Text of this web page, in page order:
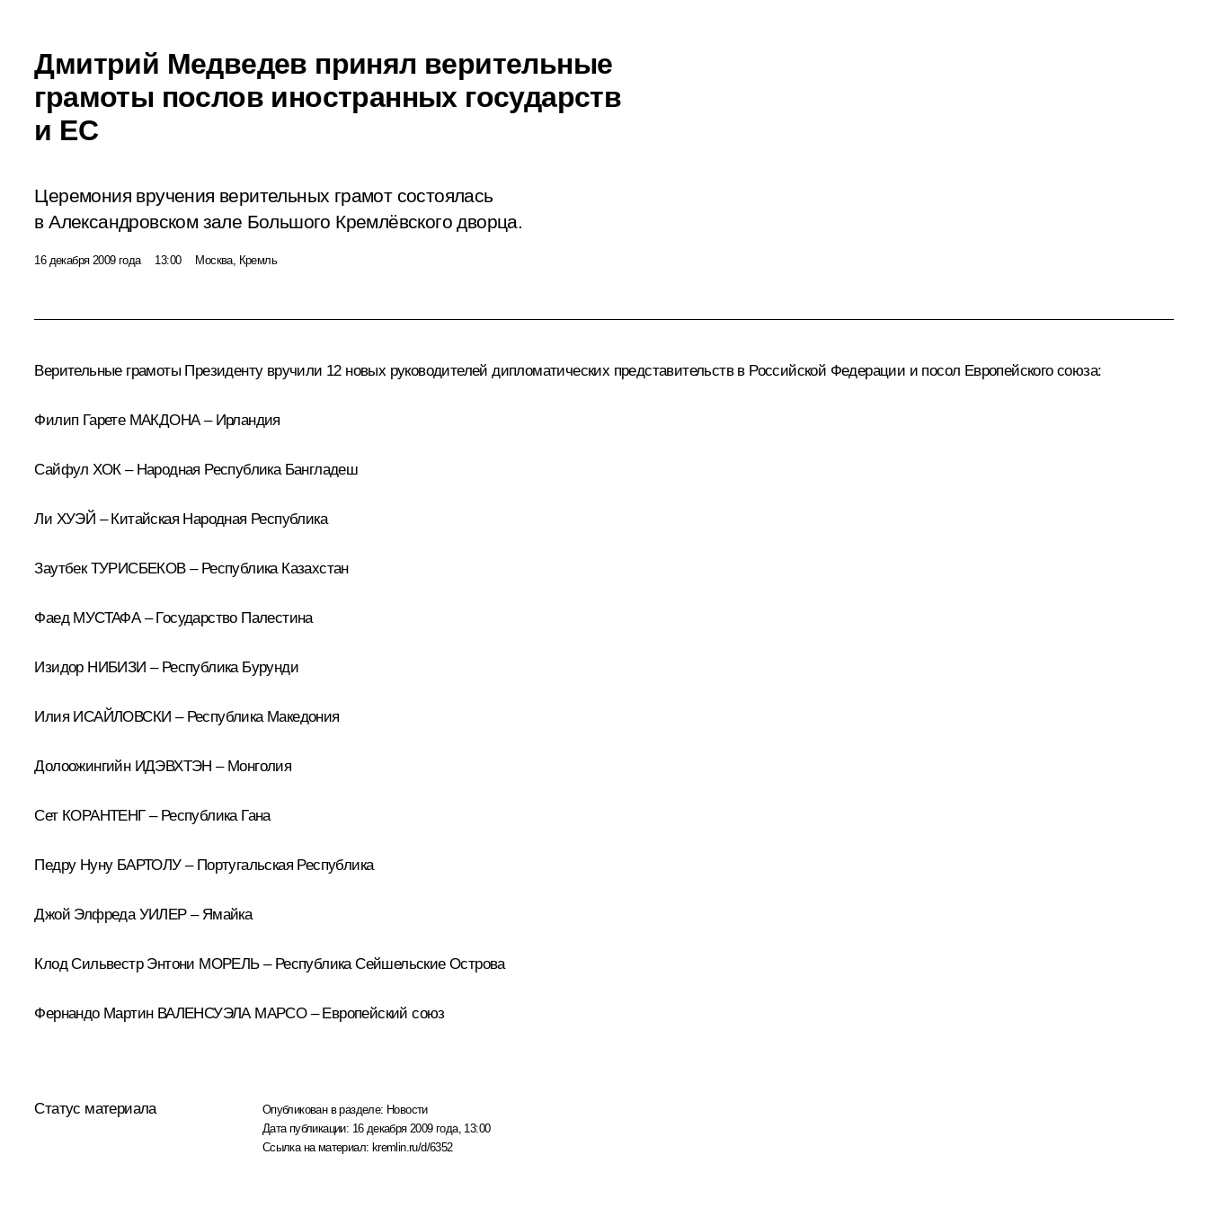
Дмитрий Медведев принял верительные
грамоты послов иностранных государств
и ЕС
Церемония вручения верительных грамот состоялась
в Александровском зале Большого Кремлёвского дворца.
16 декабря 2009 года 13:00 Москва, Кремль
Верительные грамоты Президенту вручили 12 новых руководителей дипломатических представительств в Российской Федерации и посол Европейского союза:
Филип Гарете МАКДОНА – Ирландия
Сайфул ХОК – Народная Республика Бангладеш
Ли ХУЭЙ – Китайская Народная Республика
Заутбек ТУРИСБЕКОВ – Республика Казахстан
Фаед МУСТАФА – Государство Палестина
Изидор НИБИЗИ – Республика Бурунди
Илия ИСАЙЛОВСКИ – Республика Македония
Долоожингийн ИДЭВХТЭН – Монголия
Сет КОРАНТЕНГ – Республика Гана
Педру Нуну БАРТОЛУ – Португальская Республика
Джой Элфреда УИЛЕР – Ямайка
Клод Сильвестр Энтони МОРЕЛЬ – Республика Сейшельские Острова
Фернандо Мартин ВАЛЕНСУЭЛА МАРСО – Европейский союз
Статус материала Опубликован в разделе: Новости
Дата публикации: 16 декабря 2009 года, 13:00
Ссылка на материал: kremlin.ru/d/6352